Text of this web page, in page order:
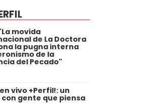
movida
de La Doctora
la pugna interna
de la
del Pecado"
vivo +Perfil!: un
con gente que piensa